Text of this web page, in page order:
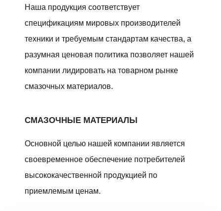
Наша продукция соответствует
спецификациям мировых производителей
техники и требуемым стандартам качества, а
разумная ценовая политика позволяет нашей
компании лидировать на товарном рынке
смазочных материалов.
СМАЗОЧНЫЕ МАТЕРИАЛЫ
Основной целью нашей компании является
своевременное обеспечение потребителей
высококачественной продукцией по
приемлемым ценам.